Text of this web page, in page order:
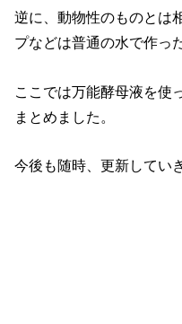
逆に、動物性のものとは
プなどは普通の水で作っ
ここでは万能酵母液を使
まとめました。
今後も随時、更新してい